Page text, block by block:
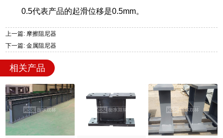
0.5代表产品的起滑位移是0.5mm。
上一篇: 摩擦阻尼器
下一篇: 金属阻尼器
相关产品